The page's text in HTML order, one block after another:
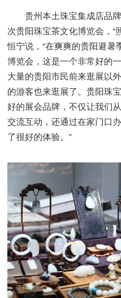
贵州本土珠宝集成店品牌
次贵阳珠宝茶文化博览会， “
恒宁说，“在爽爽的贵阳避暑
博览会，这是一个非常好的
大量的贵阳市民前来逛展以
的游客也来逛展了。贵阳珠
好的展会品牌，不仅让我们
交流互动，还通过在家门口
了很好的体验。”